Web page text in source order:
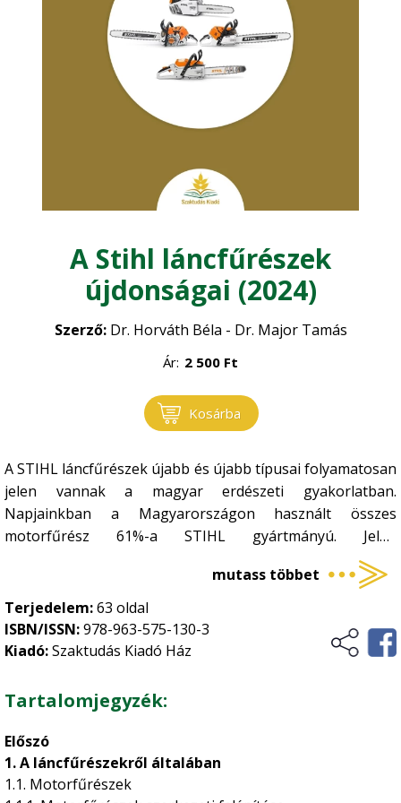
Zöldségtermesztés
Gyümölcstermesztés
Dísznövénykertészet
Mezőgazdasági építészet
Mezőgazdasági gépesítés
Növényvédelem
Szántóföldi növénytermesztés
Precíziós gazdálkodás
Szőlészet - Borászat
Vadgazdálkodás - Vadászat
A Stihl láncfűrészek
újdonságai (2024)
Szerző:Dr. Horváth Béla - Dr. Major Tamás
Ár: 2 500 Ft
Kosárba
A STIHL láncfűrészek újabb és újabb típusai folyamatosan
jelen vannak a magyar erdészeti gyakorlatban.
Napjainkban a Magyarországon használt összes
motorfűrész 61%-a STIHL gyártmányú. Jelen
szakkönyvünket egy összegző műnek tekintünk, mivel az
itt található információk az évente megjelenő STIHL
katalógusokban, a folyamatosan kiadott STIHL
prospektusokban, továbbá az interneten mind-mind
elérhetőek, azonban ilyen módon összegezve sehol nem
Bízunk abban, hogy az összeállítás hasznos segítséget
nyújt a STIHL láncfűrészek innovációi iránt érdeklődők,
továbbá az ezeket a gépeket beruházni szándékozók
számára.
mutass többet
Terjedelem:63 oldal
ISBN/ISSN:978-963-575-130-3
Kiadó:Szaktudás Kiadó Ház
Tartalomjegyzék:
Előszó
1. A láncfűrészekről általában
1.1. Motorfűrészek